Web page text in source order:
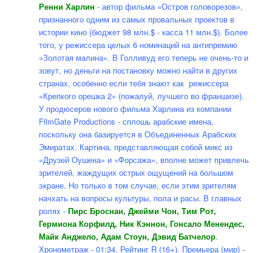
Ренни Харлин - автор фильма «Остров головорезов»,
признанного одним из самых провальных проектов в
истории кино (бюджет 98 млн.$ - касса 11 млн.$). Более
того, у режиссера целых 6 номинаций на антипремию
«Золотая малина». В Голливуд его теперь не очень-то и
зовут, но деньги на постановку можно найти в других
странах, особенно если тебя знают как режиссера
«Крепкого орешка 2» (пожалуй, лучшего во франшизе).
У продюсеров нового фильма Харлина из компании
FilmGate Productions - сплошь арабские имена,
поскольку она базируется в Объединенных Арабских
Эмиратах. Картина, представляющая собой микс из
«Друзей Оушена» и «Форсажа», вполне может привлечь
зрителей, жаждущих острых ощущений на большом
экране. Но только в том случае, если этим зрителям
начхать на вопросы культуры, пола и расы. В главных
ролях -Пирс Броснан, Джейми Чон, Тим Рот,
Гермиона Корфилд, Ник Кэннон, Гонсало Менендес,
Майк Анджело, Адам Стоун, Дэвид Батчелор.
Хронометраж - 01:34. Рейтинг R (16+). Премьера (мир) -